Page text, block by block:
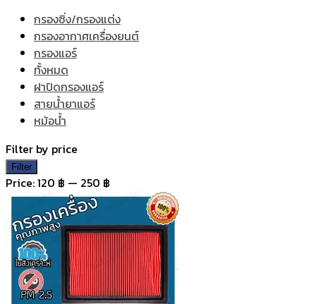
กรองซิ่ง/กรองแต่ง
กรองอากาศเครื่องยนต์
กรองแอร์
ทั้งหมด
ฝาปิดกรองแอร์
สายน้ำยาแอร์
หม้อน้ำ
Filter by price
Min
price
Max
price
Filter
Price:120 ฿ — 250 ฿